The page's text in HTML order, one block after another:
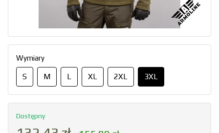
Wymiary
S M L XL 2XL 3XL
Dostępny